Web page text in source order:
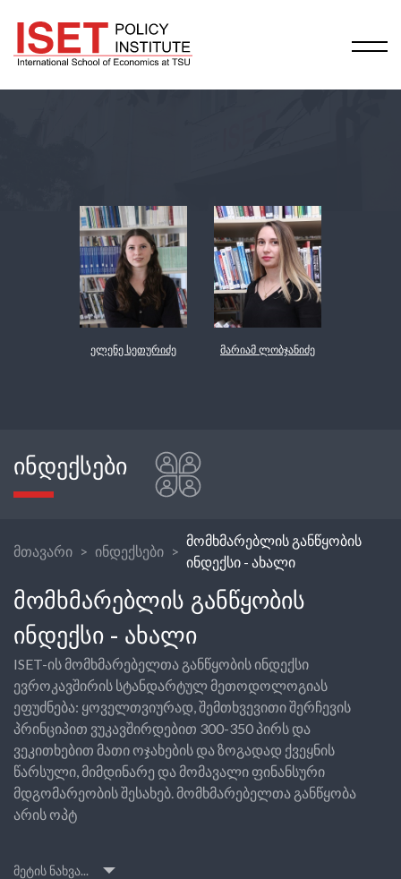
ელენე სეთურიძე მარიამ ლობჯანიძე
ᲘᲜᲓᲔᲥᲡᲔᲑᲘ
მთავარი ინდექსები
მომხმარებლის განწყობის
ინდექსი - ახალი
ᲛᲝᲛᲮᲛᲐᲠᲔᲑᲚᲘᲡ ᲒᲐᲜᲬᲧᲝᲑᲘᲡ
ᲘᲜᲓᲔᲥᲡᲘ - ᲐᲮᲐᲚᲘ
ISET-ის მომხმარებელთა განწყობის ინდექსი
ევროკავშირის სტანდარტულ მეთოდოლოგიას
ეფუძნება: ყოველთვიურად, შემთხვევითი შერჩევის
პრინციპით ვუკავშირდებით 300-350 პირს და
ვეკითხებით მათი ოჯახების და ზოგადად ქვეყნის
წარსული, მიმდინარე და მომავალი ფინანსური
მდგომარეობის შესახებ. მომხმარებელთა განწყობა
არის ოპტ
მეტის ნახვა...